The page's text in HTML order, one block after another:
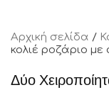
Αρχική σελίδα /
κολιέ ροζάριο με
Δύο